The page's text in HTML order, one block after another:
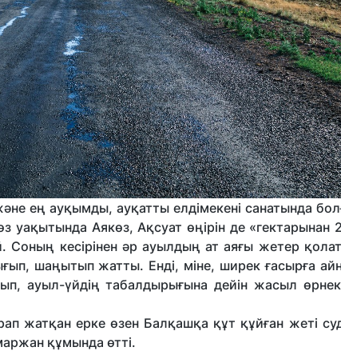
ең ауқымды, ауқатты елдімекені санатында
уақытында Аякөз, Ақсуат өңірін де «гектарынан
Соның кесірінен әр ауылдың ат аяғы жетер
шаңытып жатты. Енді, міне, ширек ғасырға
ауыл-үйдің табалдырығына дейін жасыл
ерке өзен Балқашқа құт құйған жеті
құмында өтті.